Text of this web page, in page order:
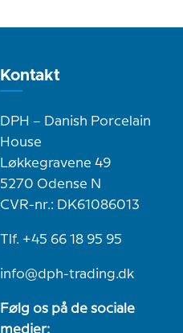
Kontakt
DPH – Danish Porcelain
House
Løkkegravene 49
5270 Odense N
CVR-nr.: DK61086013
Tlf. +45 66 18 95 95
info@dph-trading.dk
Følg os på de sociale
medier: